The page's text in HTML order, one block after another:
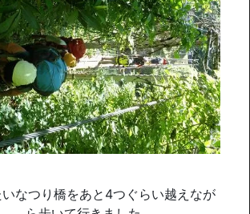
なつり橋をあと4つぐらい越えなが